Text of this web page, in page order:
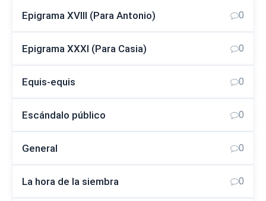
Epigrama XVIII (Para Antonio) 0
Epigrama XXXI (Para Casia) 0
Equis-equis 0
Escándalo público 0
General 0
La hora de la siembra 0